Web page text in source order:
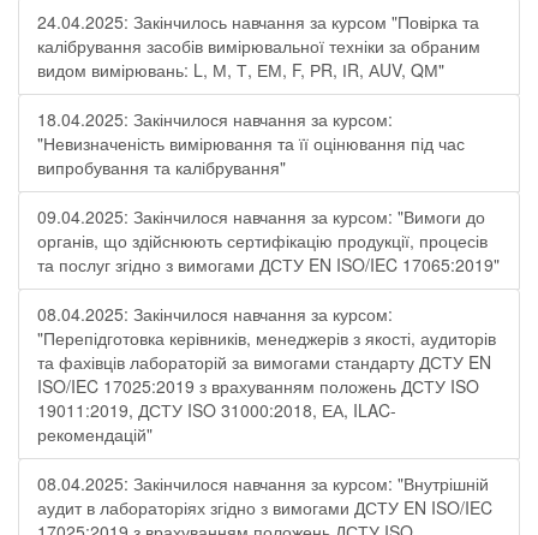
24.04.2025: Закінчилось навчання за курсом "Повірка та
калібрування засобів вимірювальної техніки за обраним
видом вимірювань: L, М, Т, ЕМ, F, РR, ІR, АUV, QМ"
18.04.2025: Закінчилося навчання за курсом:
"Невизначеність вимірювання та її оцінювання під час
випробування та калібрування"
09.04.2025: Закінчилося навчання за курсом: "Вимоги до
органів, що здійснюють сертифікацію продукції, процесів
та послуг згідно з вимогами ДСТУ EN ISO/IEC 17065:2019"
08.04.2025: Закінчилося навчання за курсом:
"Перепідготовка керівників, менеджерів з якості, аудиторів
та фахівців лабораторій за вимогами стандарту ДСТУ EN
ISO/IEC 17025:2019 з врахуванням положень ДСТУ ISO
19011:2019, ДСТУ ISO 31000:2018, ЕА, ILAC-
рекомендацій"
08.04.2025: Закінчилося навчання за курсом: "Внутрішній
аудит в лабораторіях згідно з вимогами ДСТУ EN ISO/IEC